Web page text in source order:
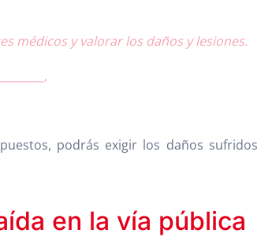
médicos y valorar los daños y lesiones.
podrás exigir los daños
en la vía pública